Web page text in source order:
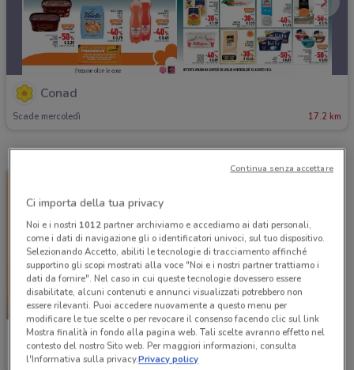
Conad
Scade mercoledì 17.2 km
-5 GIORNI
Conad
Scade mercoledì 17.2 km
Ci importa della tua privacy
Noi e i nostri 1012partner archiviamo e accediamo ai dati personali,
come i dati di navigazione gli o identificatori univoci, sul tuo dispositivo.
Selezionando Accetto, abiliti le tecnologie di tracciamento affinché
supportino gli scopi mostrati alla voce "Noi e i nostri partner trattiamo i
dati da fornire". Nel caso in cui queste tecnologie dovessero essere
disabilitate, alcuni contenuti e annunci visualizzati potrebbero non
essere rilevanti. Puoi accedere nuovamente a questo menu per
modificare le tue scelte o per revocare il consenso facendo clic sul link
Mostra finalità in fondo alla pagina web. Tali scelte avranno effetto nel
contesto del nostro Sito web. Per maggiori informazioni, consulta
l'Informativa sulla privacy.Privacy policy
Continua senza accettare